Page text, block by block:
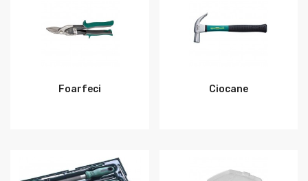
Foarfeci Ciocane